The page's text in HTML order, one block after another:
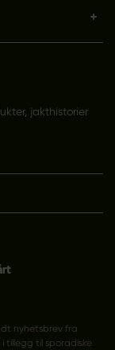
jakthistorier
nyhetsbrev fra
tillegg til sporadiske